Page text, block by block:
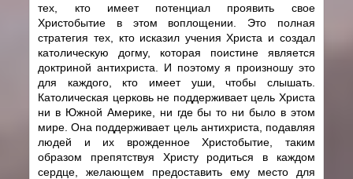
тех, кто имеет потенциал проявить свое
Христобытие в этом воплощении. Это полная
стратегия тех, кто исказил учения Христа и создал
католическую догму, которая поистине является
доктриной антихриста. И поэтому я произношу это
для каждого, кто имеет уши, чтобы слышать.
Католическая церковь не поддерживает цель Христа
ни в Южной Америке, ни где бы то ни было в этом
мире. Она поддерживает цель антихриста, подавляя
людей и их врожденное Христобытие, таким
образом препятствуя Христу родиться в каждом
сердце, желающем предоставить ему место для